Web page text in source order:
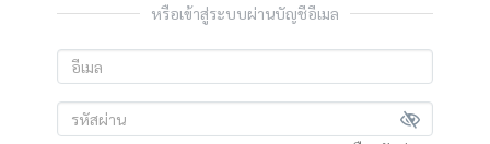
หรือเข้าสู่ระบบผ่านบัญชีอีเมล